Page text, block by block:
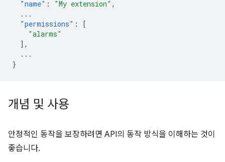
"name" : "My extension" ,
...
"permissions" :
[
"alarms"
],
...
}
개념 및 사용
안정적인 동작을 보장하려면 API의 동작 방식을 이해하는 것이
좋습니다.